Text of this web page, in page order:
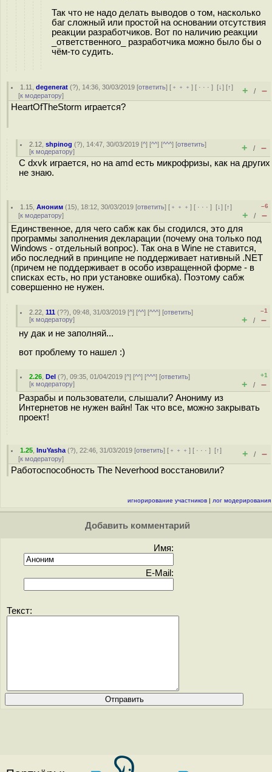
Так что не надо делать выводов о том, насколько
баг сложный или простой на основании отсутствия
реакции разработчиков. Вот по наличию реакции
_ответственного_ разработчика можно было бы о
чём-то судить.
1.11 ,degenerat (?), 14:36, 30/03/2019 [ответить] [ ﹢﹢﹢] [ · · ·][↓] [↑]
[к модератору] + / –
HeartOfTheStorm играется?
2.12 ,shpinog (?), 14:47, 30/03/2019 [^] [^^] [^^^] [ответить]
[к модератору] + / –
C dxvk играется, но на amd есть микрофризы, как на других
не знаю.
1.15 ,Аноним (15), 18:12, 30/03/2019 [ответить] [ ﹢﹢﹢] [ · · ·][↓] [↑]
[к модератору]
–6
+ / –
Единственное, для чего сабж как бы сгодился, это для
программы заполнения декларации (почему она только под
Windows - отдельный вопрос). Так она в Wine не ставится,
ибо последний в принципе не поддерживает нативный .NET
(причем не поддерживает в особо извращенной форме - в
списках есть, но при установке ошибка). Поэтому сабж
совершенно не нужен.
2.22 ,111 (??), 09:48, 31/03/2019 [^] [^^] [^^^] [ответить]
[к модератору]
–1
+ / –
ну дак и не заполняй...
вот проблему то нашел :)
2.26 ,Del (?), 09:35, 01/04/2019 [^] [^^] [^^^] [ответить]
[к модератору]
+1
+ / –
Разрабы и пользователи, слышали? Анониму из
Интернетов не нужен вайн! Так что все, можно закрывать
проект!
1.25 ,InuYasha (?), 22:46, 31/03/2019 [ответить] [ ﹢﹢﹢] [ · · ·][↑]
[к модератору] + / –
Работоспособность The Neverhood восстановили?
игнорирование участников | лог модерирования
Добавить комментарий
Имя:
E-Mail:
Текст: